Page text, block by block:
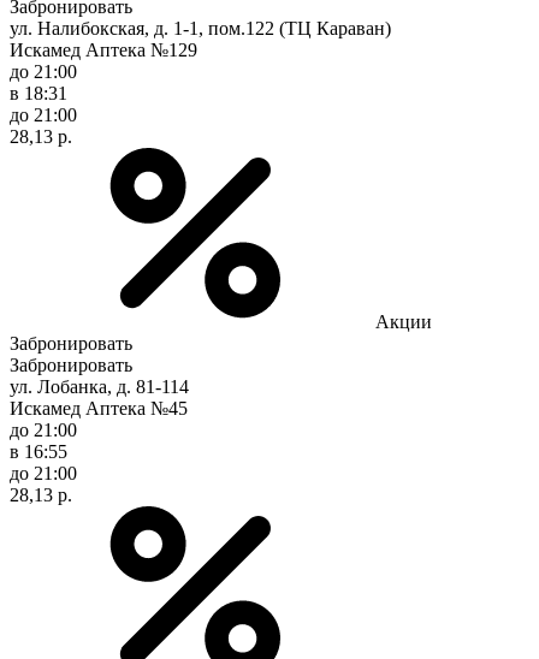
Забронировать
ул. Налибокская, д. 1-1, пом.122 (ТЦ Караван)
Искамед Аптека №129
до 21:00
в 18:31
до 21:00
28,13 р.
Акции
Забронировать
Забронировать
ул. Лобанка, д. 81-114
Искамед Аптека №45
до 21:00
в 16:55
до 21:00
28,13 р.